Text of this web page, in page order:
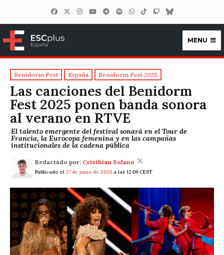
ESCplus España
MENU
Benidorm Fest España Benidorm Fest 2025
Las canciones del Benidorm
Fest 2025 ponen banda sonora
al verano en RTVE
El talento emergente del festival sonará en el Tour de
Francia, la Eurocopa femenina y en las campañas
institucionales de la cadena pública
Redactado por: Cristhian Solano
Publicado el 27 de junio de 2025 a las 12:09 CEST